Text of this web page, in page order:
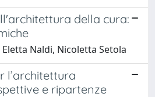
della cura:
Naldi, Nicoletta Setola
l’architettura
e ripartenze